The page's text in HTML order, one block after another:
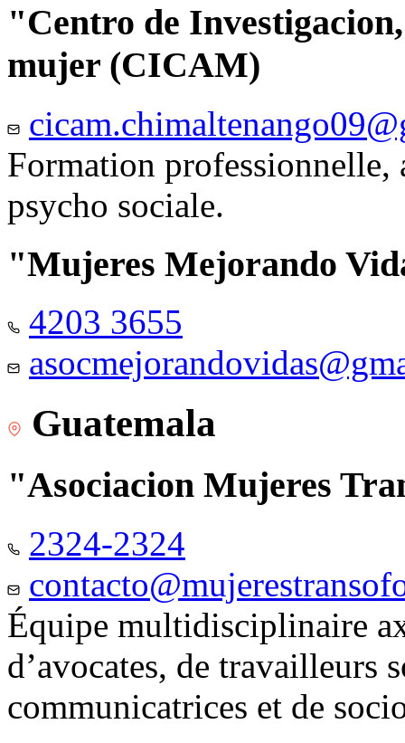
"Centro de
mujer (CICAM)
Formation professionnelle,
psycho sociale.
"Mujeres Mejorando
4203 3655
Guatemala
"Asociacion Mujeres
2324-2324
Équipe multidisciplinaire
d’avocates, de travailleurs
communicatrices et de